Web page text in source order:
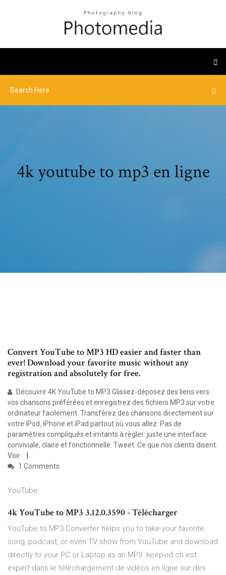
4k youtube to mp3 en ligne
Convert YouTube to MP3 HD easier and faster than
ever! Download your favorite music without any
registration and absolutely for free.
Découvrir 4K YouTube to MP3 Glissez-déposez des liens vers
vos chansons préférées et enregistrez des fichiers MP3 sur votre
ordinateur facilement. Transférez des chansons directement sur
votre iPod, iPhone et iPad partout où vous allez. Pas de
paramètres compliqués et irritants à règler: juste une interface
conviviale, claire et fonctionnelle. Tweet. Ce que nos clients disent.
Voir
1 Comments
YouTube
4k YouTube to MP3 3.12.0.3590 - Télécharger
YouTube to MP3 Converter helps you to take your favorite
song, podcast, or even TV show from YouTube and download
directly to your PC or Laptop as an MP3 keepvid.ch est
expert dans le téléchargement de vidéos en ligne sur des